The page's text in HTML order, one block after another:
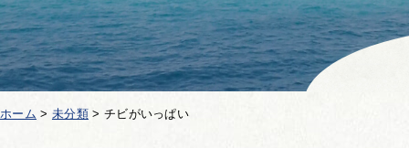
ホーム > 未分類> チビがいっぱい